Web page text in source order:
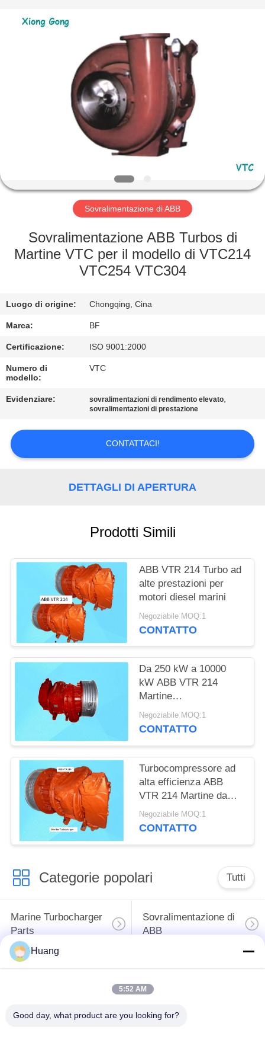
PRODOTTI
GIRO
FABBRICA
CONTROLLO
QUALITÀ
CONTATTICI
NOTIZIE
DEL
SITO
Electrical
Sovralimentazione di ABB
Sovralimentazione ABB Turbos di
Martine VTC per il modello di VTC214
VTC254 VTC304
Luogo di origine: Chongqing, Cina
Marca: BF
Certificazione: ISO 9001:2000
Numero di
modello:
VTC
Evidenziare: sovralimentazioni di rendimento elevato,
sovralimentazioni di prestazione
CONTATTACI!
DETTAGLI DI APERTURA
Prodotti Simili
ABB VTR 214 Turbo ad
alte prestazioni per
motori diesel marini
Negoziabile MOQ:1
CONTATTO
Da 250 kW a 10000
kW ABB VTR 214
Martine
Turbocompressore ad
alta potenza
Negoziabile MOQ:1
CONTATTO
Turbocompressore ad
alta efficienza ABB
VTR 214 Martine da
250 kW a 10000 kW
Negoziabile MOQ:1
CONTATTO
Categorie popolari Tutti
Marine Turbocharger
Parts
Sovralimentazione di
ABB
Mitsubishi HA
sovralimentazione
Huang
5:52 AM
Good day, what product are you looking for?